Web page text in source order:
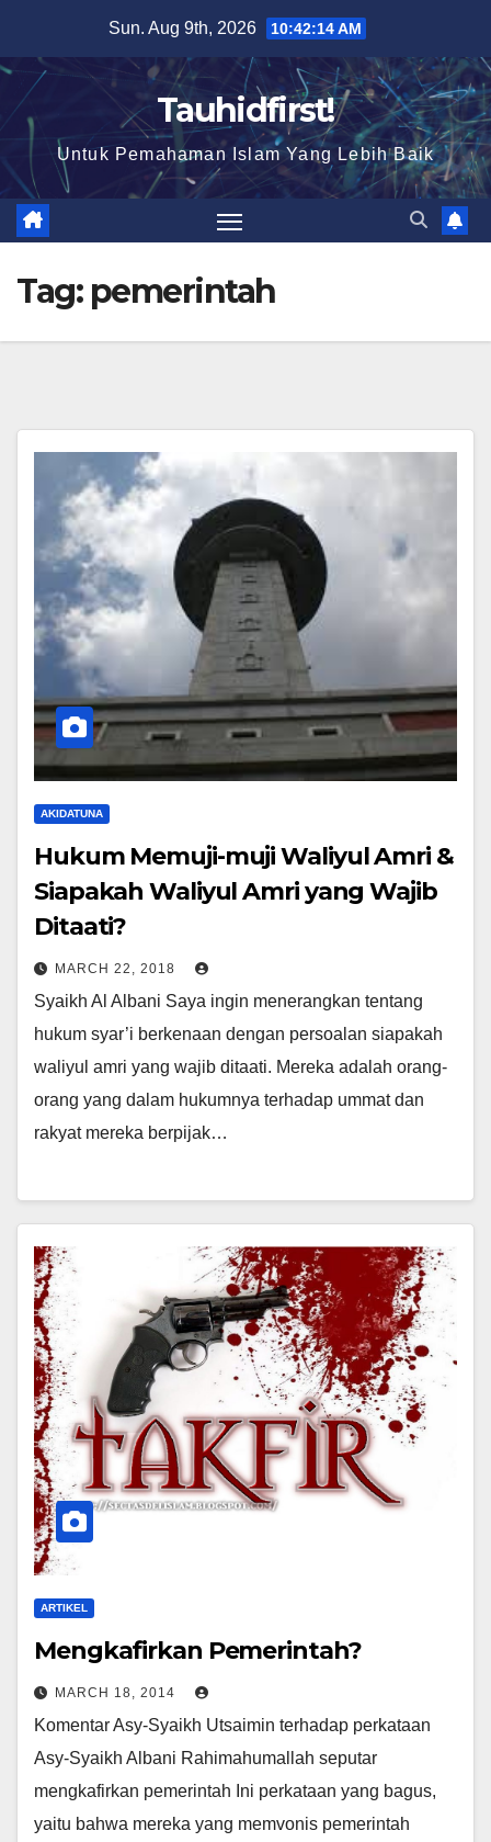
content
Sun. Aug 9th, 2026 10:42:15 AM
Tauhidfirst!
Untuk Pemahaman Islam Yang Lebih Baik
Tag: pemerintah
AKIDATUNA
Hukum Memuji-muji Waliyul Amri &
Siapakah Waliyul Amri yang Wajib
Ditaati?
MARCH 22, 2018
Syaikh Al Albani Saya ingin menerangkan tentang
hukum syar’i berkenaan dengan persoalan siapakah
waliyul amri yang wajib ditaati. Mereka adalah orang-
orang yang dalam hukumnya terhadap ummat dan
rakyat mereka berpijak…
ARTIKEL
Mengkafirkan Pemerintah?
MARCH 18, 2014
Komentar Asy-Syaikh Utsaimin terhadap perkataan
Asy-Syaikh Albani Rahimahumallah seputar
mengkafirkan pemerintah Ini perkataan yang bagus,
yaitu bahwa mereka yang memvonis pemerintah